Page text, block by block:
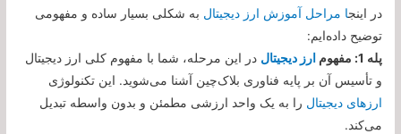
در اینجا مراحل آموزش ارز دیجیتال به شکلی بسیار ساده و مفهومی
توضیح داده‌ایم:
پله 1: مفهوم
ارز دیجیتال در این مرحله، شما با مفهوم کلی ارز دیجیتال
و تأسیس آن بر پایه فناوری بلاک‌چین آشنا می‌شوید. این تکنولوژی
ارزهای دیجیتال را به یک واحد ارزشی مطمئن و بدون واسطه تبدیل
می‌کند.